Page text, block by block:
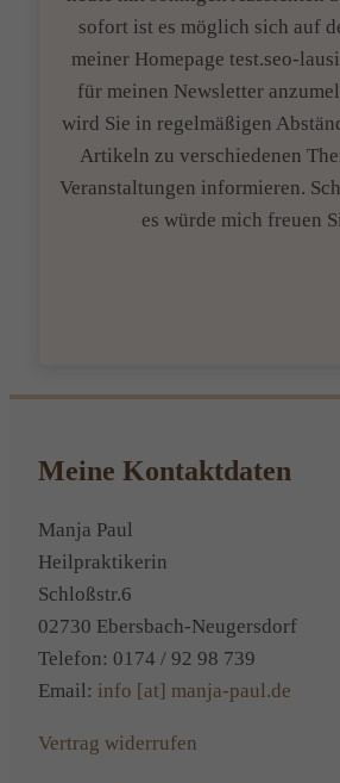
sofort ist es möglich sich auf
meiner Homepage test.seo-
für meinen Newsletter
wird Sie in regelmäßigen
Artikeln zu verschiedenen
Veranstaltungen informieren.
es würde mich freuen
Meine Kontaktdaten
Manja Paul
Heilpraktikerin
Schloßstr.6
02730 Ebersbach-Neugersdorf
Telefon: 0174 / 92 98 739
Email: info [at] manja-paul.de
Vertrag widerrufen